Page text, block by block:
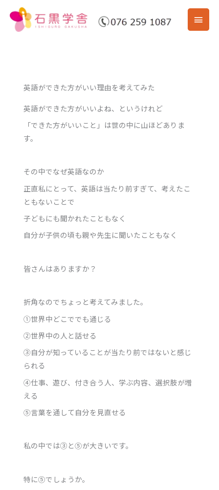
メ
イ
英語ができた方がいい理由を考えてみた
英語ができた方がいいよね、というけれど
「できた方がいいこと」は世の中に山ほどありま
す。
その中でなぜ英語なのか
正直私にとって、英語は当たり前すぎて、考えたこ
ともないことで
子どもにも聞かれたこともなく
自分が子供の頃も親や先生に聞いたこともなく
皆さんはありますか？
折角なのでちょっと考えてみました。
①世界中どこででも通じる
②世界中の人と話せる
③自分が知っていることが当たり前ではないと感じ
られる
④仕事、遊び、付き合う人、学ぶ内容、選択肢が増
える
⑤言葉を通して自分を見直せる
私の中では③と⑤が大きいです。
特に⑤でしょうか。